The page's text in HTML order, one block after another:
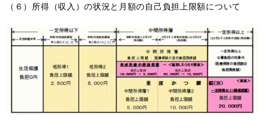
（６）所得（収入）の状況と月額の自己負担上限額について